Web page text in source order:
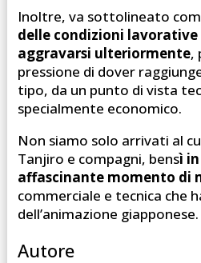
Inoltre, va sottolineato
delle condizioni
aggravarsi ulteriormente,
pressione di dover
tipo, da un punto di vista
specialmente economico.
Non siamo solo arrivati al
Tanjiro e compagni, bensì
affascinante momento di
commerciale e tecnica che
dell’animazione giapponese.
Autore